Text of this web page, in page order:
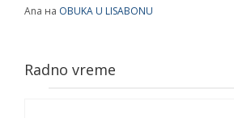
Ana на OBUKA U LISABONU
Radno vreme